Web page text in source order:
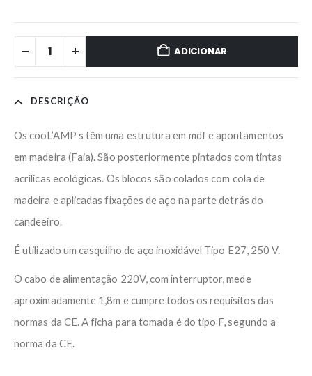
ADICIONAR
DESCRIÇÃO
Os cooL’AMP s têm uma estrutura em mdf e apontamentos
em madeira (Faia). São posteriormente pintados com tintas
acrílicas ecológicas. Os blocos são colados com cola de
madeira e aplicadas fixações de aço na parte detrás do
candeeiro.
É utilizado um casquilho de aço inoxidável Tipo E27, 250 V.
O cabo de alimentação 220V, com interruptor, mede
aproximadamente 1,8m e cumpre todos os requisitos das
normas da CE. A ficha para tomada é do tipo F, segundo a
norma da CE.